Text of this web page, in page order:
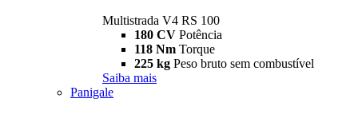
Multistrada V4 RS 100
180 CV Potência
118 Nm Torque
225 kg Peso bruto sem combustível
Saiba mais
Panigale